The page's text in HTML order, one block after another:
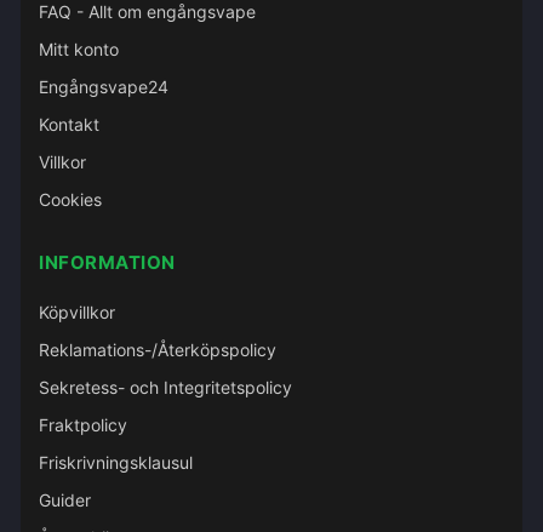
FAQ - Allt om engångsvape
Mitt konto
Engångsvape24
Kontakt
Villkor
Cookies
INFORMATION
Köpvillkor
Reklamations-/Återköpspolicy
Sekretess- och Integritetspolicy
Fraktpolicy
Friskrivningsklausul
Guider